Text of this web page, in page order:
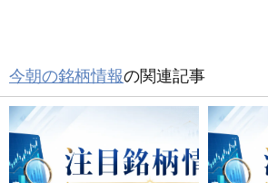
今朝の銘柄情報の関連記事